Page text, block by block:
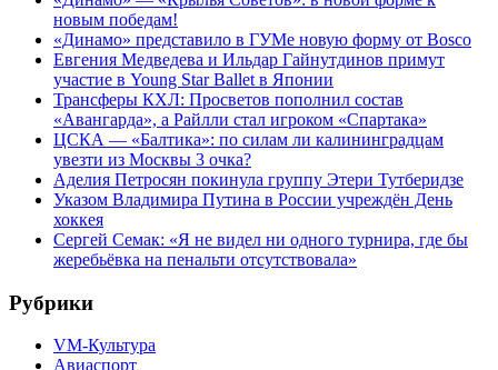
новым победам!
«Динамо» представило в ГУМе новую форму от Bosco
Евгения Медведева и Ильдар Гайнутдинов примут
участие в Young Star Ballet в Японии
Трансферы КХЛ: Просветов пополнил состав
«Авангарда», а Райлли стал игроком «Спартака»
ЦСКА — «Балтика»: по силам ли калининградцам
увезти из Москвы 3 очка?
Аделия Петросян покинула группу Этери Тутберидзе
Указом Владимира Путина в России учреждён День
хоккея
Сергей Семак: «Я не видел ни одного турнира, где бы
жеребьёвка на пенальти отсутствовала»
Рубрики
VM-Культура
Авиаспорт